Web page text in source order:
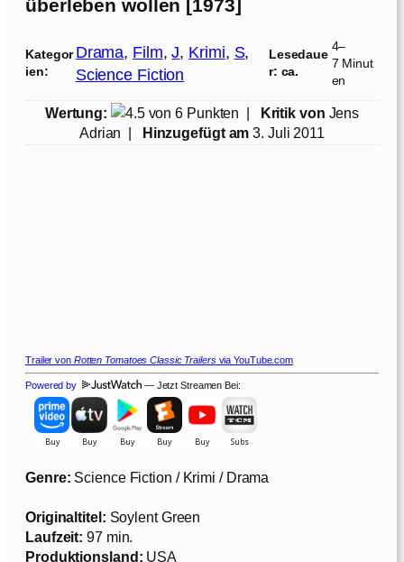
überleben wollen [1973]
Kategor
ien:
Drama, Film, J, Krimi, S
Science Fiction
Lesedaue
r: ca.
4–
7 Minut
en
Wertung: Kritik von Jens
Adrian
Hinzugefügt am 3. Juli 2011
Trailer von Rotten Tomatoes Classic Trailersvia YouTube.com
Powered by — Jetzt Streamen Bei:
Genre: Science Fiction / Krimi / Drama
Originaltitel: Soylent Green
Laufzeit: 97 min.
Produktionsland: USA